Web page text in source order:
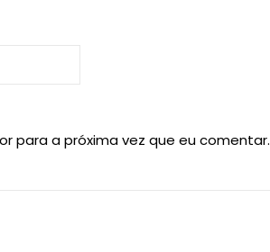
para a próxima vez que eu comentar.